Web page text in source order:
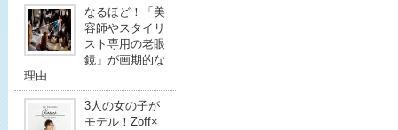
なるほど！「美
容師やスタイリ
スト専用の老眼
鏡」が画期的な
理由
3人の女の子が
モデル！Zoff×